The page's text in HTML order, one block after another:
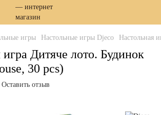
игры Настольные игры Djeco Настольная
Дитяче лото. Будинок
30 pcs)
Оставить отзыв